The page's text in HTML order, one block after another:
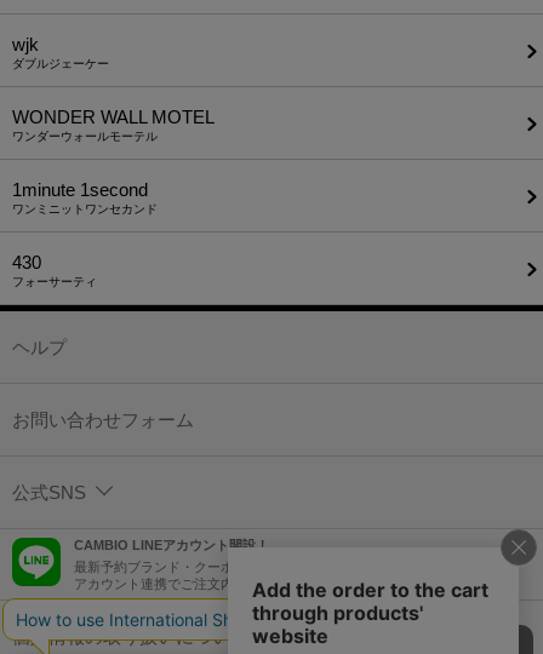
wjk
ダブルジェーケー
WONDER WALL MOTEL
ワンダーウォールモーテル
1minute​ 1second
ワンミニットワンセカンド
430
フォーサーティ
ヘルプ
お問い合わせフォーム
公式SNS
CAMBIO LINEアカウント開設！
最新予約ブランド・クーポン情報などを配信！
アカウント連携でご注文内容をLINEでも確認可能！
個人情報の取り扱いについて